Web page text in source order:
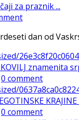
za praznik ...
dan od
znamenita
0 comment
KRAJINE
0 comment